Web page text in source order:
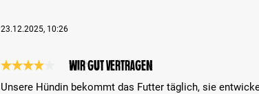
23.12.2025, 10:26
Wir gut vertragen
Unsere Hündin bekommt das Futter täglich, sie